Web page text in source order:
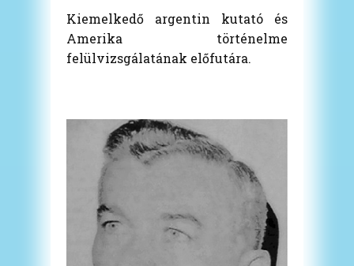
Kiemelkedő argentin kutató és
Amerika történelme
felülvizsgálatának előfutára.